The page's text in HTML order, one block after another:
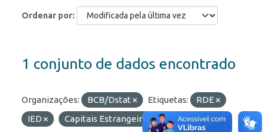
Ordenar por
1 conjunto de dados encontrado
Organizações: BCB/Dstat Etiquetas:
RDE
IED
Capitais Estrangeiros
Portfólio